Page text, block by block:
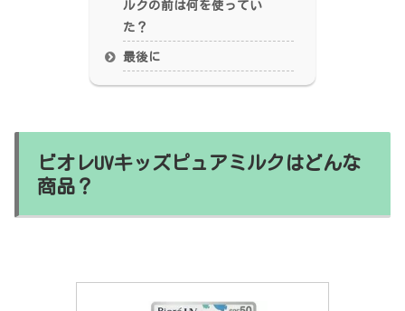
ルクの前は何を使ってい
た？
最後に
ビオレUVキッズピュアミルクはどんな
商品？